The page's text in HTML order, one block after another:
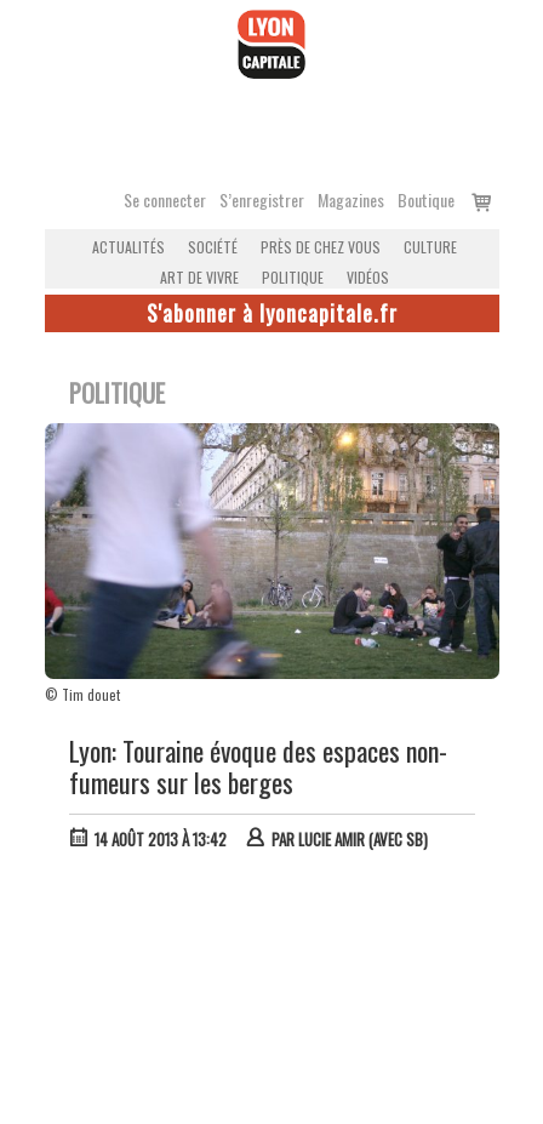
Se connecter S’enregistrer Magazines Boutique
Voir
ACTUALITÉS SOCIÉTÉ PRÈS DE CHEZ VOUS
CULTURE
ART DE VIVRE
POLITIQUE VIDÉOS
S'abonner à lyoncapitale.fr
POLITIQUE
© Tim douet
Lyon: Touraine évoque des espaces non-
fumeurs sur les berges
14 AOÛT 2013 À 13:42 PARLUCIE AMIR (AVEC SB)